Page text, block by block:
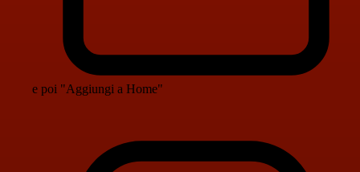
e poi "Aggiungi a Home"